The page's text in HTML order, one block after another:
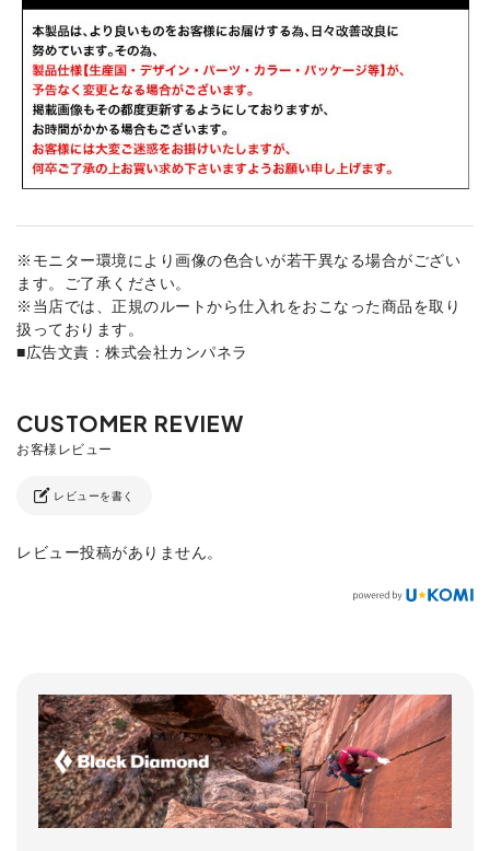
※モニター環境により画像の色合いが若干異なる場合がござい
ます。ご了承ください。
※当店では、正規のルートから仕入れをおこなった商品を取り
扱っております。
■広告文責：株式会社カンパネラ
レビューを書く
レビュー投稿がありません。